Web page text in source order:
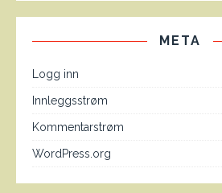
META
Logg inn
Innleggsstrøm
Kommentarstrøm
WordPress.org